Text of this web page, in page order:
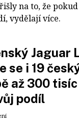
na to, že
vydělají více.
Jaguar
se i 19
až 300
podíl